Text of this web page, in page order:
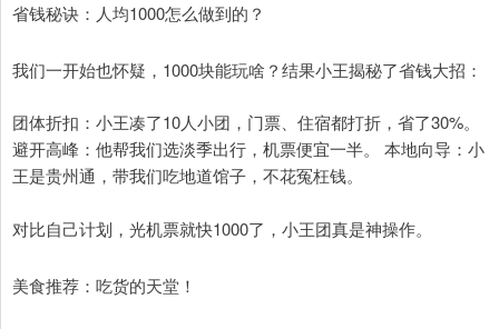
省钱秘诀：人均1000怎么做到的？
我们一开始也怀疑，1000块能玩啥？结果小王揭秘了省钱大招：
团体折扣：小王凑了10人小团，门票、住宿都打折，省了30%。
避开高峰：他帮我们选淡季出行，机票便宜一半。 本地向导：小
王是贵州通，带我们吃地道馆子，不花冤枉钱。
对比自己计划，光机票就快1000了，小王团真是神操作。
美食推荐：吃货的天堂！